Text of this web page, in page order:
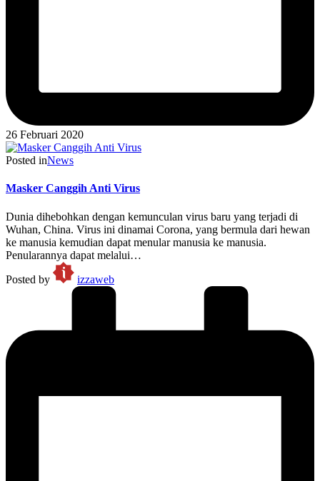
26 Februari 2020
Posted inNews
Masker Canggih Anti Virus
Dunia dihebohkan dengan kemunculan virus baru yang terjadi di
Wuhan, China. Virus ini dinamai Corona, yang bermula dari hewan
ke manusia kemudian dapat menular manusia ke manusia.
Penularannya dapat melalui…
Posted by
izzaweb